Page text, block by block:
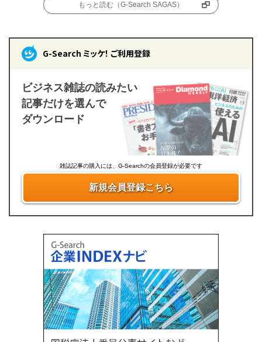
もっと読む（G-Search SAGAS）
G-Search ミッケ！ ご利用登録
ビジネス雑誌の読みたい
記事だけを選んで
ダウンロード
雑誌記事の購入には、G-Searchの会員登録が必要です
新規会員登録こちら